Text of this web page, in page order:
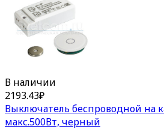
В наличии
2193.43₽
Выключатель беспроводной на
макс.500Вт, черный